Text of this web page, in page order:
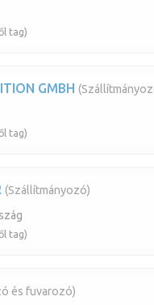
tag)
GMBH
tag)
(Szállítmányozó)
tag)
és fuvarozó)